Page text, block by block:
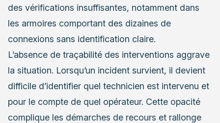
des vérifications insuffisantes, notamment dans
les armoires comportant des dizaines de
connexions sans identification claire.
L’absence de traçabilité des interventions aggrave
la situation. Lorsqu’un incident survient, il devient
difficile d’identifier quel technicien est intervenu et
pour le compte de quel opérateur. Cette opacité
complique les démarches de recours et rallonge